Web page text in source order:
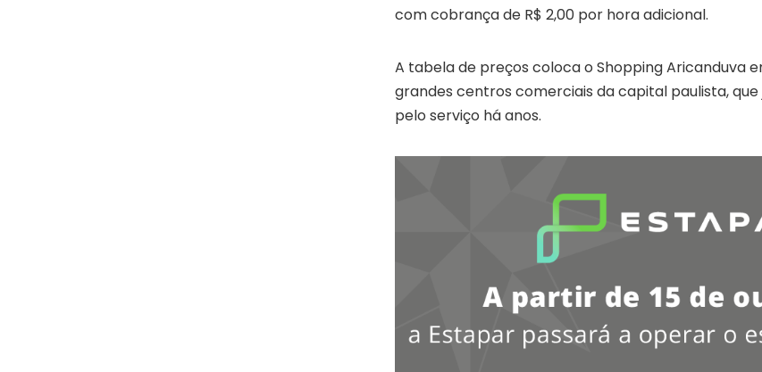
com cobrança de R$ 2,00 por hora adicional.
A tabela de preços coloca o Shopping Aricanduva
grandes centros comerciais da capital paulista,
pelo serviço há anos.